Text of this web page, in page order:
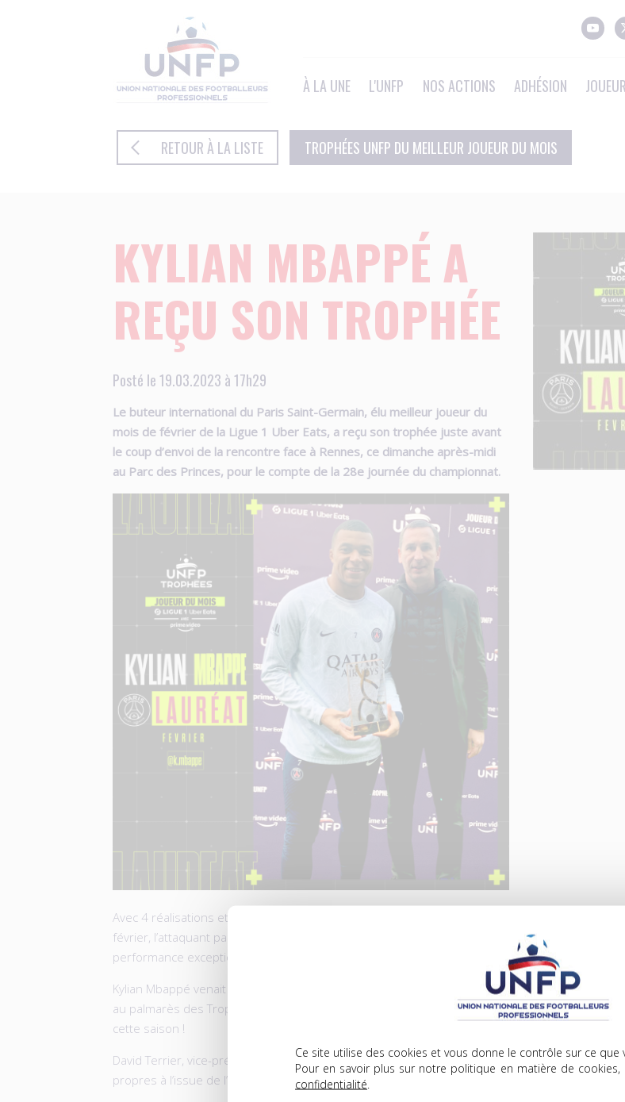
Ce site utilise des cookies et vous donne le contrôle sur ce que
Pour en savoir plus sur notre politique en matière de cookies,
confidentialité
À LA UNE L'UNFP NOS ACTIONS ADHÉSION
RETOUR À LA LISTE TROPHÉES UNFP DU MEILLEUR JOUEUR DU MOIS
KYLIAN MBAPPÉ A
REÇU SON TROPHÉE
Posté le 19.03.2023 à 17h29
Le buteur international du Paris Saint-Germain, élu meilleur joueur du
mois de février de la Ligue 1 Uber Eats, a reçu son trophée juste avant
le coup d’envoi de la rencontre face à Rennes, ce dimanche après-midi
au Parc des Princes, pour le compte de la 28e journée du championnat.
Avec 4 réalisations et 1 passe décisive en seulement 291 minutes en
février, l’attaquant parisien avait été décisif toutes les 58 minutes, une
performance exceptionnelle.
Kylian Mbappé venait d’inscrire logiquement son nom une neuvième fois
au palmarès des Trophées du Joueur du Mois, déjà la deuxième fois
cette saison !
David Terrier, vice-président de l’UNFP, lui a remis son trophée en
propres à l’issue de l’échauffement.